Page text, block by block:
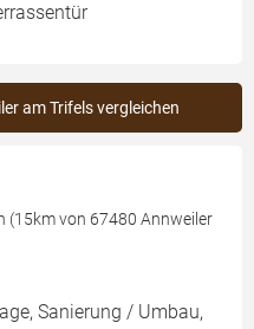
am Trifels vergleichen
(15km von 67480 Annweiler
Sanierung / Umbau,